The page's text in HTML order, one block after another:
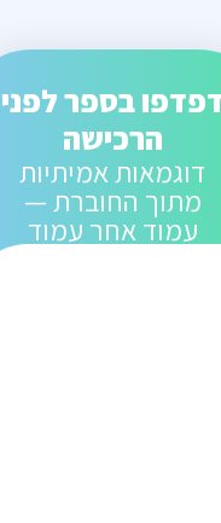
בספר לפני
הרכישה
דוגמאות אמיתיות
מתוך החוברת —
עמוד אחר עמוד